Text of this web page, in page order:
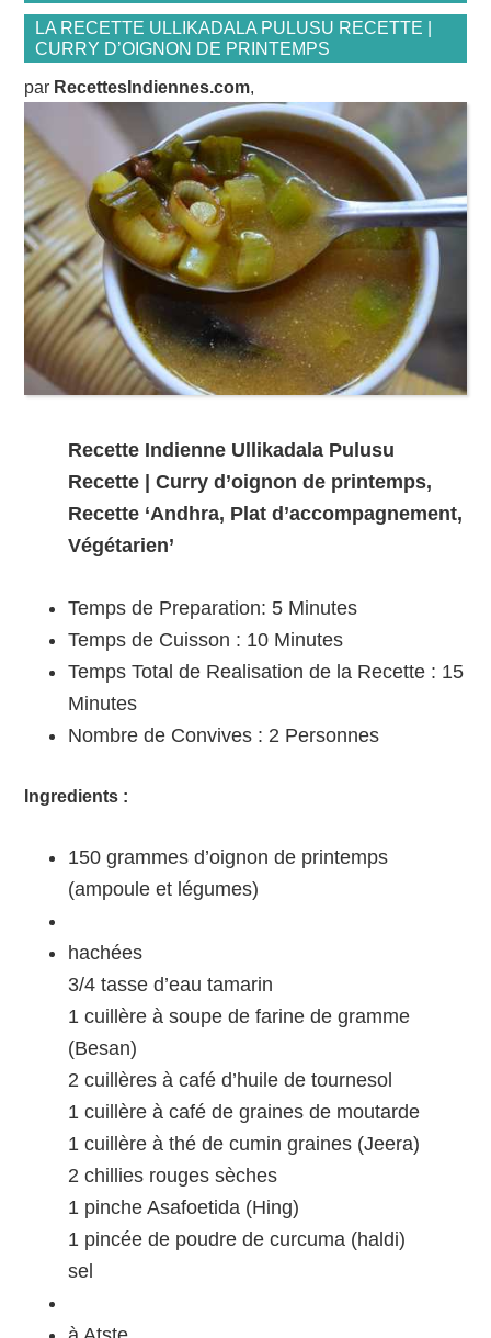
LA RECETTE ULLIKADALA PULUSU RECETTE |
CURRY D’OIGNON DE PRINTEMPS
par RecettesIndiennes.com,
Recette Indienne Ullikadala Pulusu
Recette | Curry d’oignon de printemps,
Recette ‘Andhra, Plat d’accompagnement,
Végétarien’
Temps de Preparation: 5 Minutes
Temps de Cuisson : 10 Minutes
Temps Total de Realisation de la Recette : 15
Minutes
Nombre de Convives : 2 Personnes
Ingredients :
150 grammes d’oignon de printemps
(ampoule et légumes)
hachées
3/4 tasse d’eau tamarin
1 cuillère à soupe de farine de gramme
(Besan)
2 cuillères à café d’huile de tournesol
1 cuillère à café de graines de moutarde
1 cuillère à thé de cumin graines (Jeera)
2 chillies rouges sèches
1 pinche Asafoetida (Hing)
1 pincée de poudre de curcuma (haldi)
sel